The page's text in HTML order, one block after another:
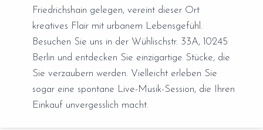
Friedrichshain gelegen, vereint dieser Ort
kreatives Flair mit urbanem Lebensgefühl.
Besuchen Sie uns in der Wühlischstr. 33A, 10245
Berlin und entdecken Sie einzigartige Stücke, die
Sie verzaubern werden. Vielleicht erleben Sie
sogar eine spontane Live-Musik-Session, die Ihren
Einkauf unvergesslich macht.